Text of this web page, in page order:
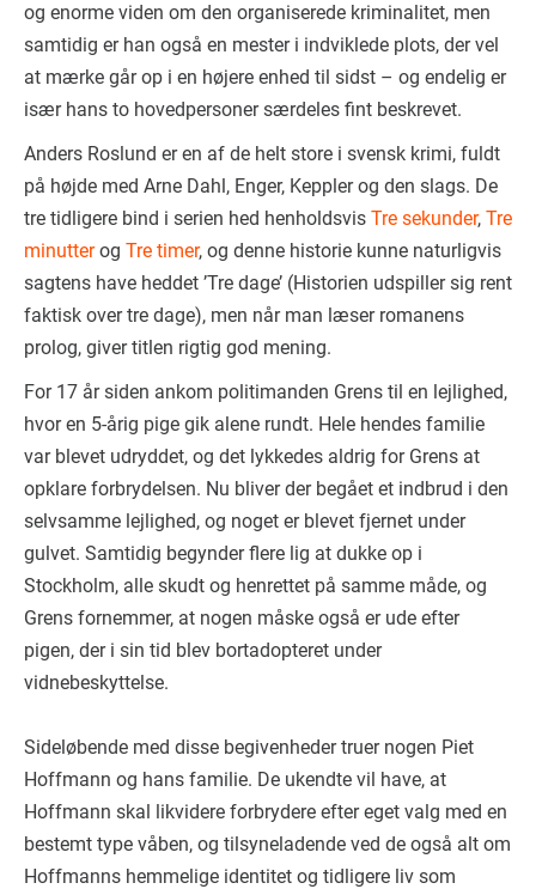
og enorme viden om den organiserede kriminalitet, men
samtidig er han også en mester i indviklede plots, der vel
at mærke går op i en højere enhed til sidst – og endelig er
især hans to hovedpersoner særdeles fint beskrevet.
Anders Roslund er en af de helt store i svensk krimi, fuldt
på højde med Arne Dahl, Enger, Keppler og den slags. De
tre tidligere bind i serien hed henholdsvis Tre sekunder, Tre
minutterog Tre timer, og denne historie kunne naturligvis
sagtens have heddet ’Tre dage’ (Historien udspiller sig rent
faktisk over tre dage), men når man læser romanens
prolog, giver titlen rigtig god mening.
For 17 år siden ankom politimanden Grens til en lejlighed,
hvor en 5-årig pige gik alene rundt. Hele hendes familie
var blevet udryddet, og det lykkedes aldrig for Grens at
opklare forbrydelsen. Nu bliver der begået et indbrud i den
selvsamme lejlighed, og noget er blevet fjernet under
gulvet. Samtidig begynder flere lig at dukke op i
Stockholm, alle skudt og henrettet på samme måde, og
Grens fornemmer, at nogen måske også er ude efter
pigen, der i sin tid blev bortadopteret under
vidnebeskyttelse.
Sideløbende med disse begivenheder truer nogen Piet
Hoffmann og hans familie. De ukendte vil have, at
Hoffmann skal likvidere forbrydere efter eget valg med en
bestemt type våben, og tilsyneladende ved de også alt om
Hoffmanns hemmelige identitet og tidligere liv som